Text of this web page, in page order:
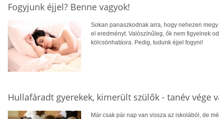
Fogyjunk éjjel? Benne vagyok!
Sokan panaszkodnak arra, hogy nehezen
el eredményt. Valószínűleg, ők nem figyelnek
kölcsönhatásra. Pedig, tudunk éjjel fogyni!
Hullafáradt gyerekek, kimerült szülők - tanév vége
Már csak pár nap van vissza az iskolából, de